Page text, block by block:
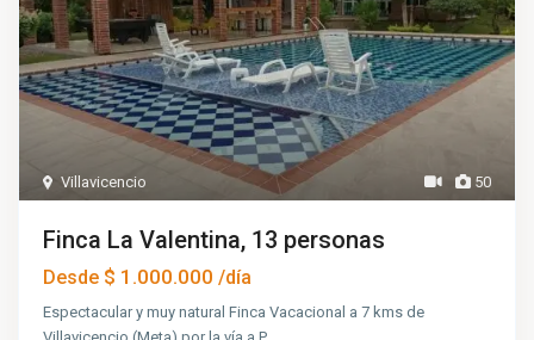
50
Villavicencio
Finca La Valentina, 13 personas
Desde $ 1.000.000/día
Espectacular y muy natural Finca Vacacional a 7 kms de